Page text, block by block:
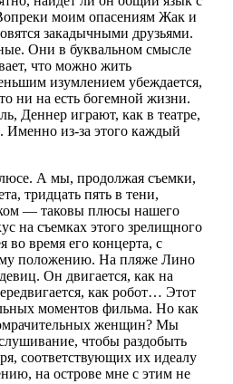
моим опасениям Жак и
закадычными друзьями.
Они в буквальном смысле
что можно жить
изумлением убеждается,
ни на есть богемной жизни.
Деннер играют, как в театре,
Именно из-за этого каждый
А мы, продолжая съемки,
тридцать пять в тени,
— таковы плюсы нашего
на съемках этого зрелищного
время его концерта, с
положению. На пляже Лино
Он двигается, как на
как робот… Этот
моментов фильма. Но как
женщин? Мы
чтобы раздобыть
соответствующих их идеалу
на острове мне с этим не